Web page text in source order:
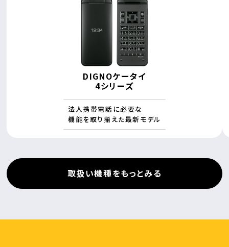
DIGNOケータイ
4シリーズ
法人携帯電話に必要な
機能を取り揃えた最新モデル
取扱い機種をもっとみる